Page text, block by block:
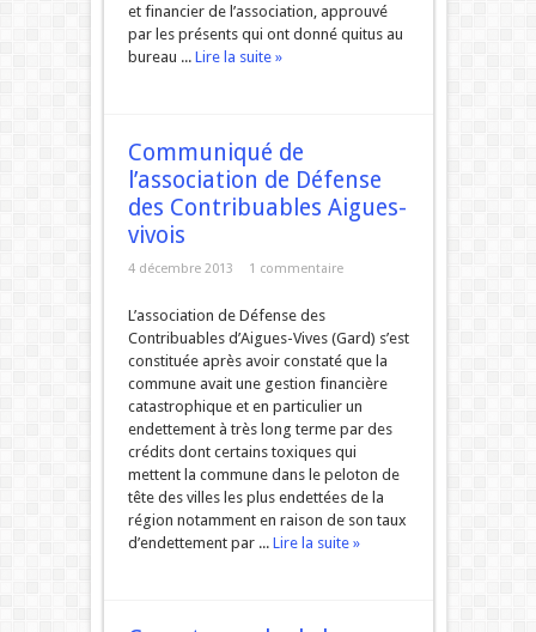
et financier de l’association, approuvé
par les présents qui ont donné quitus au
bureau ... Lire la suite »
Communiqué de
l’association de Défense
des Contribuables Aigues-
vivois
4 décembre 2013 1 commentaire
L’association de Défense des
Contribuables d’Aigues-Vives (Gard) s’est
constituée après avoir constaté que la
commune avait une gestion financière
catastrophique et en particulier un
endettement à très long terme par des
crédits dont certains toxiques qui
mettent la commune dans le peloton de
tête des villes les plus endettées de la
région notamment en raison de son taux
d’endettement par ... Lire la suite »